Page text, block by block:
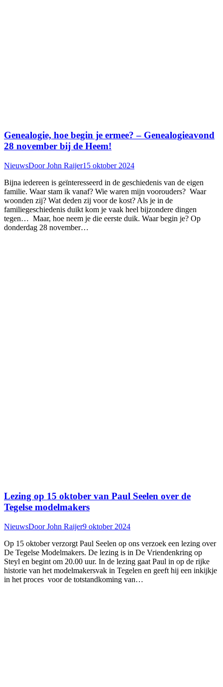
Genealogie, hoe begin je ermee? – Genealogieavond
28 november bij de Heem!
NieuwsDoorJohn Raijer15 oktober 2024
Bijna iedereen is geïnteresseerd in de geschiedenis van de eigen
familie. Waar stam ik vanaf? Wie waren mijn voorouders? Waar
woonden zij? Wat deden zij voor de kost? Als je in de
familiegeschiedenis duikt kom je vaak heel bijzondere dingen
tegen… Maar, hoe neem je die eerste duik. Waar begin je? Op
donderdag 28 november…
Lezing op 15 oktober van Paul Seelen over de
Tegelse modelmakers
NieuwsDoorJohn Raijer9 oktober 2024
Op 15 oktober verzorgt Paul Seelen op ons verzoek een lezing over
De Tegelse Modelmakers. De lezing is in De Vriendenkring op
Steyl en begint om 20.00 uur. In de lezing gaat Paul in op de rijke
historie van het modelmakersvak in Tegelen en geeft hij een inkijkje
in het proces voor de totstandkoming van…